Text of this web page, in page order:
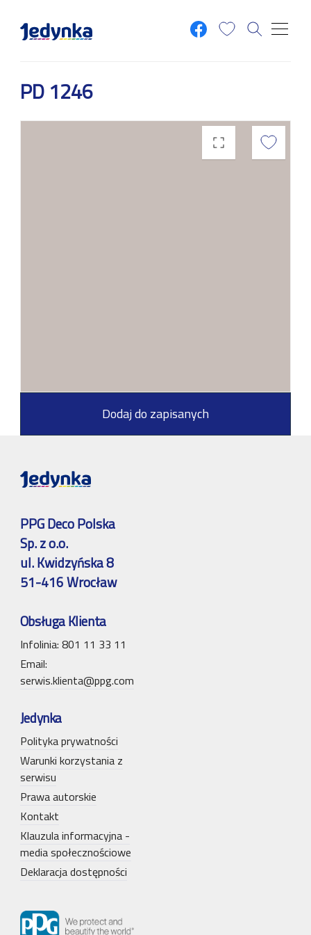
PD 1246
Dodaj do zapisanych
PPG Deco Polska
Sp. z o.o.
ul. Kwidzyńska 8
51-416 Wrocław
Obsługa Klienta
Infolinia: 801 11 33 11
Email:
serwis.klienta@ppg.com
Jedynka
Polityka prywatności
Warunki korzystania z
serwisu
Prawa autorskie
Kontakt
Klauzula informacyjna -
media społecznościowe
Deklaracja dostępności